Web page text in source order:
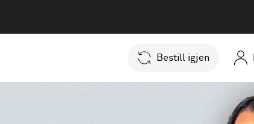
Bestill igjen